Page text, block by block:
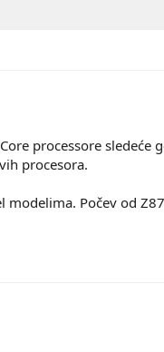
processore sledeće
procesora.
Počev od